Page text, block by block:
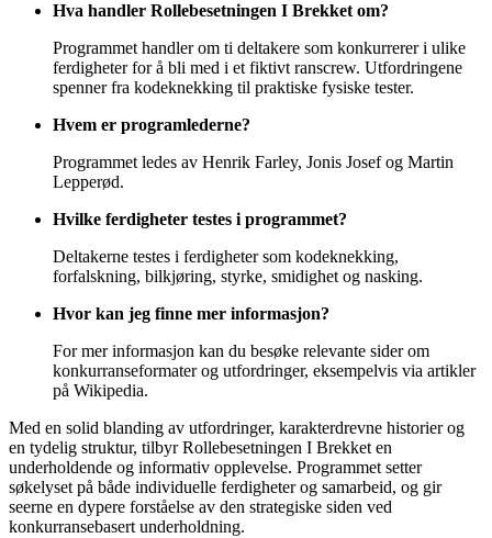
Hva handler Rollebesetningen I Brekket om?
Programmet handler om ti deltakere som konkurrerer i ulike
ferdigheter for å bli med i et fiktivt ranscrew. Utfordringene
spenner fra kodeknekking til praktiske fysiske tester.
Hvem er programlederne?
Programmet ledes av Henrik Farley, Jonis Josef og Martin
Lepperød.
Hvilke ferdigheter testes i programmet?
Deltakerne testes i ferdigheter som kodeknekking,
forfalskning, bilkjøring, styrke, smidighet og nasking.
Hvor kan jeg finne mer informasjon?
For mer informasjon kan du besøke relevante sider om
konkurranseformater og utfordringer, eksempelvis via artikler
på Wikipedia.
Med en solid blanding av utfordringer, karakterdrevne historier og
en tydelig struktur, tilbyr Rollebesetningen I Brekket en
underholdende og informativ opplevelse. Programmet setter
søkelyset på både individuelle ferdigheter og samarbeid, og gir
seerne en dypere forståelse av den strategiske siden ved
konkurransebasert underholdning.